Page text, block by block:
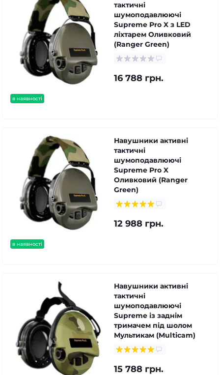
в наявності
тактичні
шумоподавлюючі
Supreme Pro X з LED
ліхтарем Оливковий
(Ranger Green)
16 788 грн.
в наявності
Навушники активні
тактичні
шумоподавлюючі
Supreme Pro X
Оливковий (Ranger
Green)
12 988 грн.
Навушники активні
тактичні
шумоподавлюючі
Supreme із заднім
тримачем під шолом
Мультикам (Multicam)
15 788 грн.